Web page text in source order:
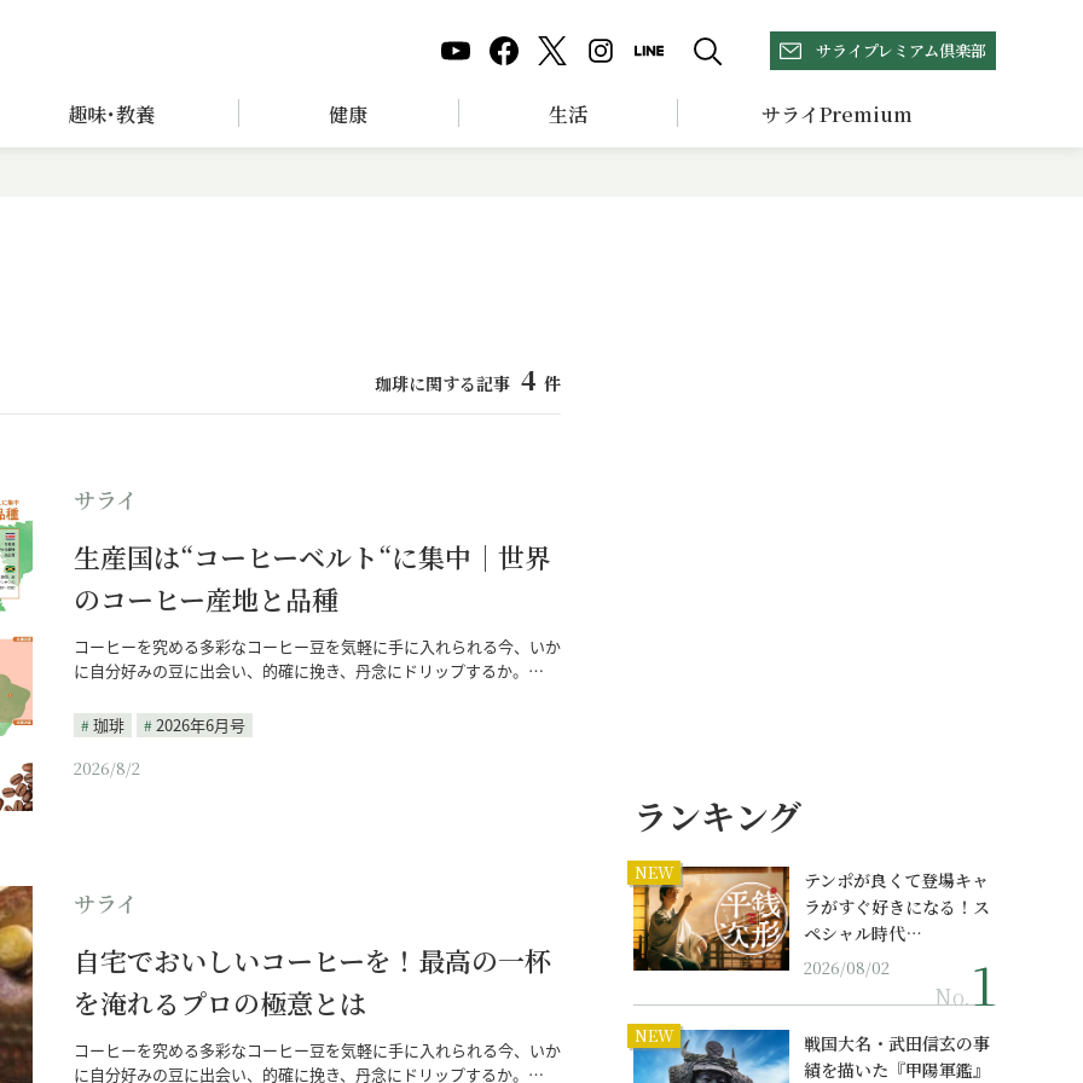
サライプレミアム倶楽部
趣味･教養 健康 生活 サライPremium
珈琲に関する記事 4 件
サライ
生産国は“コーヒーベルト“に集中｜世界
のコーヒー産地と品種
コーヒーを究める多彩なコーヒー豆を気軽に手に入れられる今、いか
に自分好みの豆に出会い、的確に挽き、丹念にドリップするか。…
珈琲
2026年6月号
2026/8/2
サライ
自宅でおいしいコーヒーを！最高の一杯
を淹れるプロの極意とは
コーヒーを究める多彩なコーヒー豆を気軽に手に入れられる今、いか
に自分好みの豆に出会い、的確に挽き、丹念にドリップするか。…
ランキング
NEW
テンポが良くて登場キャ
ラがすぐ好きになる！ス
ペシャル時代…
2026/08/02
No.
NEW
戦国大名・武田信玄の事
績を描いた『甲陽軍鑑』